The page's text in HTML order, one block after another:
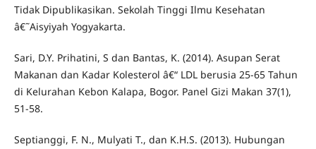
Tidak Dipublikasikan. Sekolah Tinggi Ilmu Kesehatan
â€˜Aisyiyah Yogyakarta.
Sari, D.Y. Prihatini, S dan Bantas, K. (2014). Asupan Serat
Makanan dan Kadar Kolesterol â€“ LDL berusia 25-65 Tahun
di Kelurahan Kebon Kalapa, Bogor. Panel Gizi Makan 37(1),
51-58.
Septianggi, F. N., Mulyati T., dan K.H.S. (2013). Hubungan